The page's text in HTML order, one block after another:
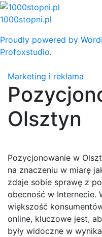
Skip
to
1000stopni.pl
Proudly powered by
Profoxstudio.
Marketing i reklama
Olsztyn
Pozycjonowanie w
na znaczeniu w miarę
zdaje sobie sprawę z
obecność w Internecie.
większość
online, kluczowe jest,
były widoczne w